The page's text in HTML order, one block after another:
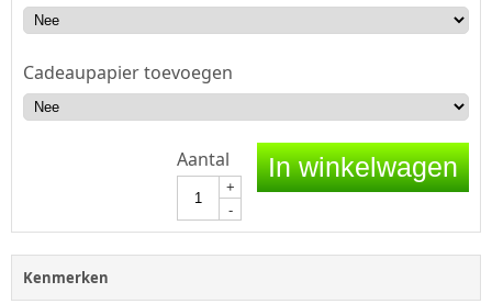
Cadeaupapier toevoegen
Aantal
+
-
In winkelwagen
Kenmerken